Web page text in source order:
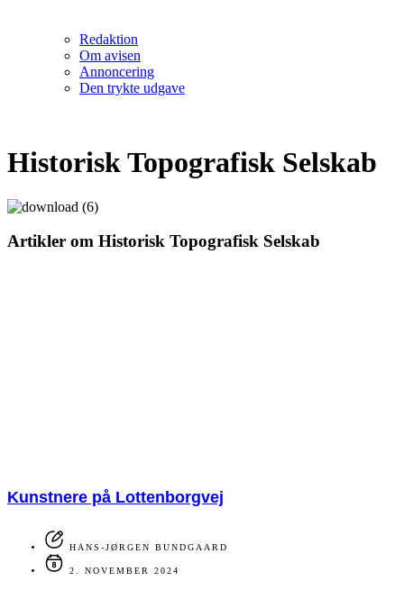
Redaktion
Om avisen
Annoncering
Den trykte udgave
Historisk Topografisk Selskab
Artikler om Historisk Topografisk Selskab
Kunstnere på Lottenborgvej
HANS-JØRGEN BUNDGAARD
2. NOVEMBER 2024